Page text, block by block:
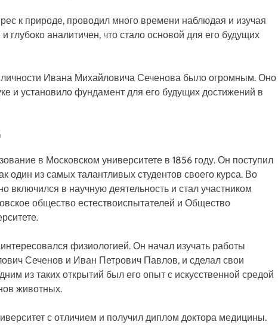
к природе, проводил много времени наблюдая и изучая
аналитичен, что стало основой для его будущих
Ивана Михайловича Сеченова было огромным. Оно
и установило фундамент для его будущих достижений в
в Московском университете в 1856 году. Он поступил
один из самых талантливых студентов своего курса. Во
включился в научную деятельность и стал участником
общество естествоиспытателей и Общество
физиологией. Он начал изучать работы
Сеченов и Иван Петрович Павлов, и сделал свои
из таких открытий был его опыт с искусственной средой
животных.
с отличием и получил диплом доктора медицины.